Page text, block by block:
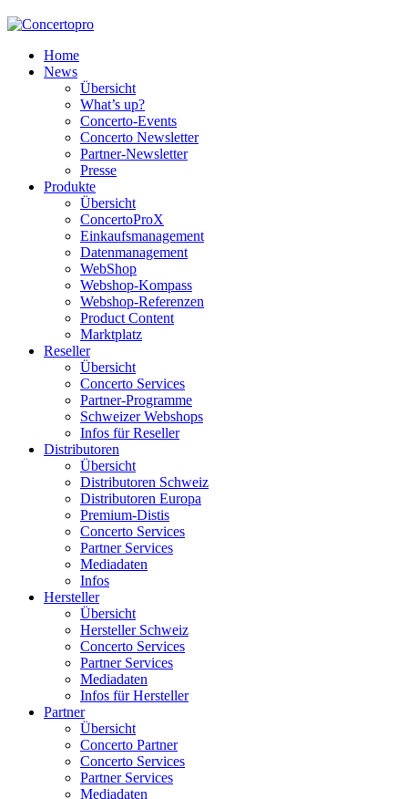
Home
News
Übersicht
What’s up?
Concerto-Events
Concerto Newsletter
Partner-Newsletter
Presse
Produkte
Übersicht
ConcertoProX
Einkaufsmanagement
Datenmanagement
WebShop
Webshop-Kompass
Webshop-Referenzen
Product Content
Marktplatz
Reseller
Übersicht
Concerto Services
Partner-Programme
Schweizer Webshops
Infos für Reseller
Distributoren
Übersicht
Distributoren Schweiz
Distributoren Europa
Premium-Distis
Concerto Services
Partner Services
Mediadaten
Infos
Hersteller
Übersicht
Hersteller Schweiz
Concerto Services
Partner Services
Mediadaten
Infos für Hersteller
Partner
Übersicht
Concerto Partner
Concerto Services
Partner Services
Mediadaten